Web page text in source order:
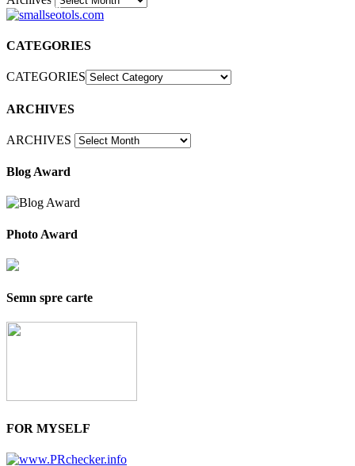
30
CATEGORIES
CATEGORIES
ARCHIVES
ARCHIVES
Blog Award
Photo Award
Semn spre carte
FOR MYSELF